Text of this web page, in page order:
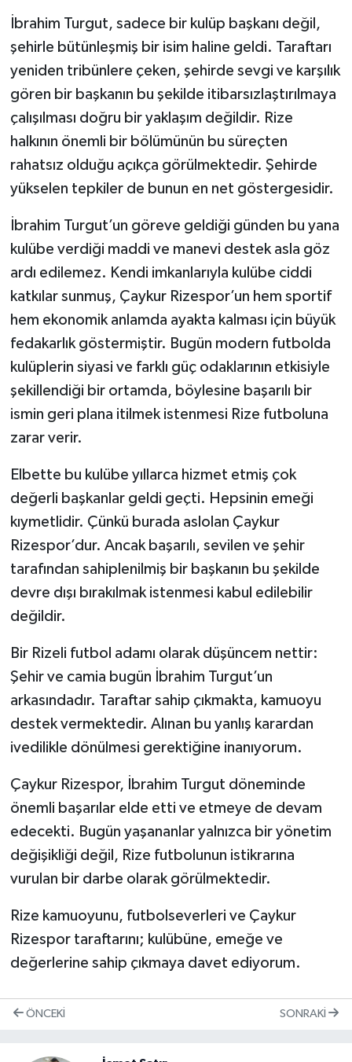
İbrahim Turgut, sadece bir kulüp başkanı değil,
şehirle bütünleşmiş bir isim haline geldi. Taraftarı
yeniden tribünlere çeken, şehirde sevgi ve karşılık
gören bir başkanın bu şekilde itibarsızlaştırılmaya
çalışılması doğru bir yaklaşım değildir. Rize
halkının önemli bir bölümünün bu süreçten
rahatsız olduğu açıkça görülmektedir. Şehirde
yükselen tepkiler de bunun en net göstergesidir.
İbrahim Turgut’un göreve geldiği günden bu yana
kulübe verdiği maddi ve manevi destek asla göz
ardı edilemez. Kendi imkanlarıyla kulübe ciddi
katkılar sunmuş, Çaykur Rizespor’un hem sportif
hem ekonomik anlamda ayakta kalması için büyük
fedakarlık göstermiştir. Bugün modern futbolda
kulüplerin siyasi ve farklı güç odaklarının etkisiyle
şekillendiği bir ortamda, böylesine başarılı bir
ismin geri plana itilmek istenmesi Rize futboluna
zarar verir.
Elbette bu kulübe yıllarca hizmet etmiş çok
değerli başkanlar geldi geçti. Hepsinin emeği
kıymetlidir. Çünkü burada aslolan Çaykur
Rizespor’dur. Ancak başarılı, sevilen ve şehir
tarafından sahiplenilmiş bir başkanın bu şekilde
devre dışı bırakılmak istenmesi kabul edilebilir
değildir.
Bir Rizeli futbol adamı olarak düşüncem nettir:
Şehir ve camia bugün İbrahim Turgut’un
arkasındadır. Taraftar sahip çıkmakta, kamuoyu
destek vermektedir. Alınan bu yanlış karardan
ivedilikle dönülmesi gerektiğine inanıyorum.
Çaykur Rizespor, İbrahim Turgut döneminde
önemli başarılar elde etti ve etmeye de devam
edecekti. Bugün yaşananlar yalnızca bir yönetim
değişikliği değil, Rize futbolunun istikrarına
vurulan bir darbe olarak görülmektedir.
Rize kamuoyunu, futbolseverleri ve Çaykur
Rizespor taraftarını; kulübüne, emeğe ve
değerlerine sahip çıkmaya davet ediyorum.
ÖNCEKI SONRAKI